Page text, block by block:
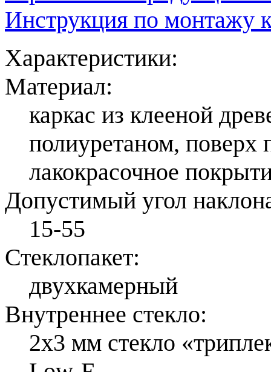
Инструкция по монтажу
Характеристики:
Материал:
каркас из клееной
полиуретаном, поверх
лакокрасочное
Допустимый угол
15-55
Стеклопакет:
двухкамерный
Внутреннее стекло:
2х3 мм стекло